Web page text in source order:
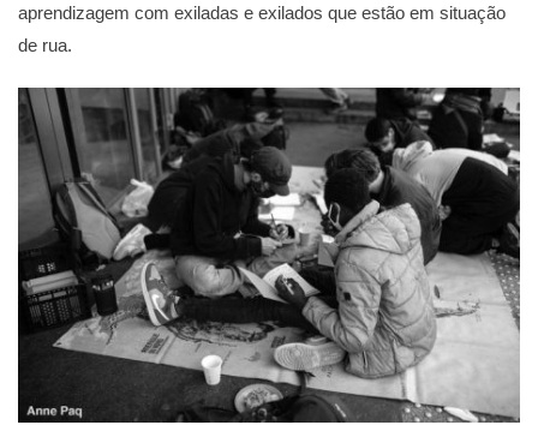
aprendizagem com exiladas e exilados que estão em situação
de rua.